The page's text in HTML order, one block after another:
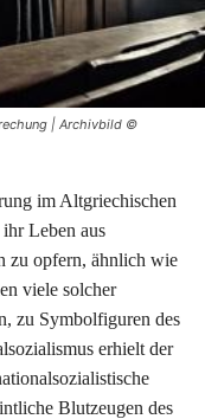
| Archivbild ©
im Altgriechischen
Leben aus
zu opfern, ähnlich wie
viele solcher
zu Symbolfiguren des
erhielt der
Blutzeugen des